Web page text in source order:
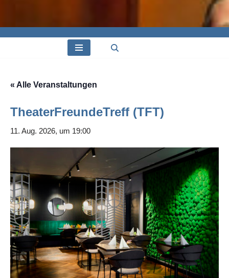
« Alle Veranstaltungen
TheaterFreundeTreff (TFT)
11. Aug. 2026, um 19:00